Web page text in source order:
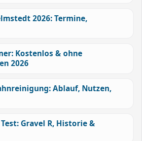
2026: Termine,
Kostenlos & ohne
2026
Ablauf, Nutzen,
Gravel R, Historie &